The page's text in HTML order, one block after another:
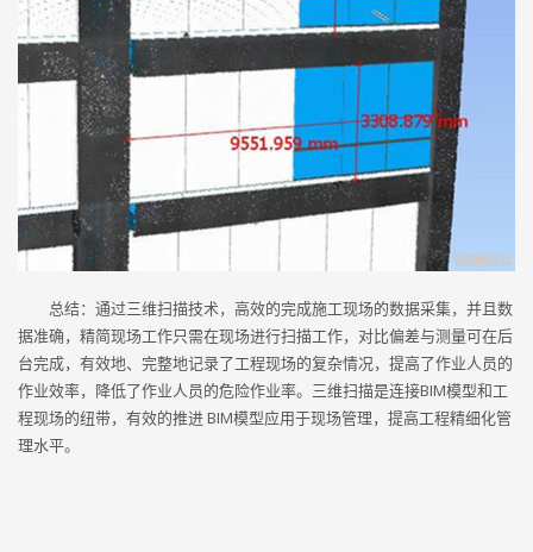
总结：通过三维扫描技术，高效的完成施工现场的数据采集，并且数
据准确，精简现场工作只需在现场进行扫描工作，对比偏差与测量可在后
台完成，有效地、完整地记录了工程现场的复杂情况，提高了作业人员的
作业效率，降低了作业人员的危险作业率。三维扫描是连接BIM模型和工
程现场的纽带，有效的推进 BIM模型应用于现场管理，提高工程精细化管
理水平。